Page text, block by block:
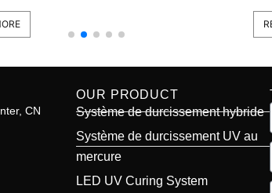
CN
OUR PRODUCT
Système de durcissement hybride
Système de durcissement UV au
mercure
LED UV Curing System